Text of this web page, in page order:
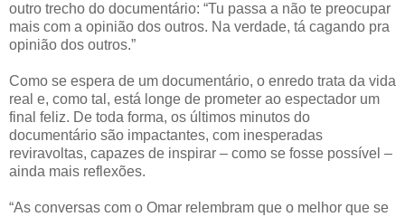
outro trecho do documentário: “Tu passa a não te preocupar
mais com a opinião dos outros. Na verdade, tá cagando pra
opinião dos outros.”
Como se espera de um documentário, o enredo trata da vida
real e, como tal, está longe de prometer ao espectador um
final feliz. De toda forma, os últimos minutos do
documentário são impactantes, com inesperadas
reviravoltas, capazes de inspirar – como se fosse possível –
ainda mais reflexões.
“As conversas com o Omar relembram que o melhor que se